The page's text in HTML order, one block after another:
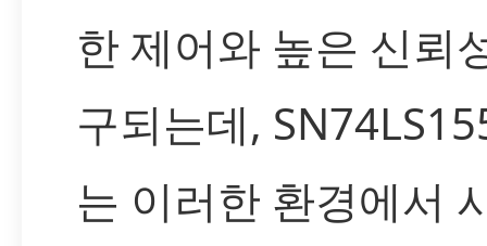
한 제어와 높은 신뢰
구되는데,
는 이러한 환경에서